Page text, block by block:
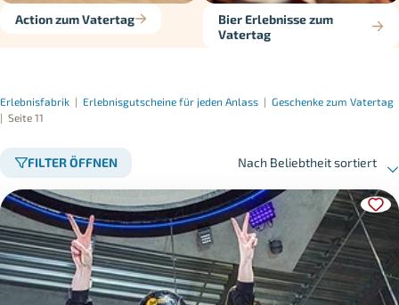
Action zum Vatertag
Bier Erlebnisse zum
Vatertag
Erlebnisfabrik | Erlebnisgutscheine für jeden Anlass | Geschenke zum Vatertag
| Seite 11
FILTER ÖFFNEN Nach Beliebtheit sortiert